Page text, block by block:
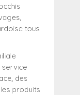
tous
service
des
produits